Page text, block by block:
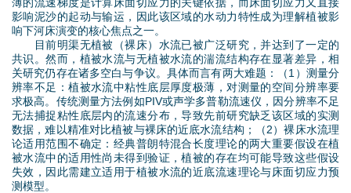
影响泥沙的起动与输运，因此该区域的水动力特性成为理解植被影
响下河床演变的核心焦点之一。
目前明渠无植被（裸床）水流已被广泛研究，并达到了一定的
共识。然而，植被水流与无植被水流的湍流结构存在显著差异，相
关研究仍存在诸多空白与争议。具体而言有两大难题：（1）测量分
辨率不足：植被水流中粘性底层厚度极薄，对测量的空间分辨率要
求极高。传统测量方法例如PIV或声学多普勒流速仪，因分辨率不足
无法捕捉粘性底层内的流速分布，导致先前研究缺乏该区域的实测
数据，难以精准对比植被与裸床的近底水流结构；（2）裸床水流理
论适用范围不确定：经典普朗特混合长度理论的两大重要假设在植
被水流中的适用性尚未得到验证，植被的存在均可能导致这些假设
失效，因此需建立适用于植被水流的近底流速理论与床面切应力预
测模型。